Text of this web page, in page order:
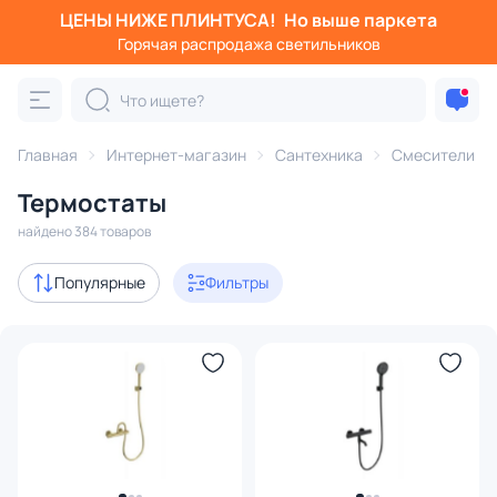
ЦЕНЫ НИЖЕ ПЛИНТУСА! Но выше паркета
Горячая распродажа светильников
Главная Интернет-магазин Сантехника Смесители
Термостаты
найдено 384 товаров
Популярные Фильтры
Фильтры
Категория: Смесители
для кухонной мойки для раковины с термостатом
Акции 16
с 3D-моделями